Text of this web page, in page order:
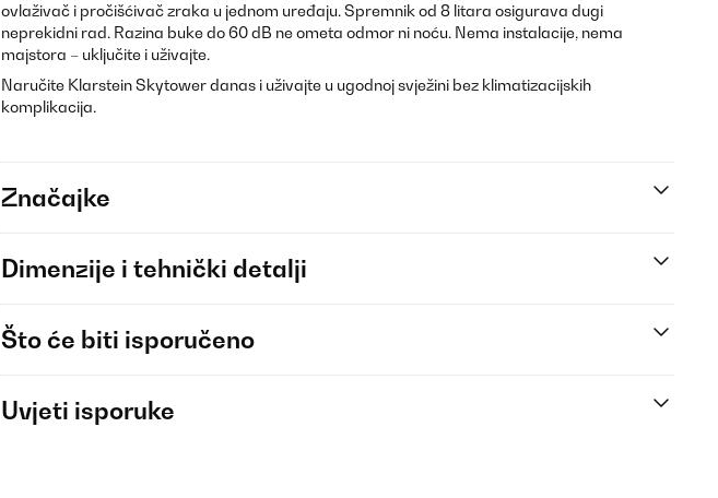
ovlaživač i pročišćivač zraka u jednom uređaju. Spremnik od 8 litara osigurava dugi
neprekidni rad. Razina buke do 60 dB ne ometa odmor ni noću. Nema instalacije, nema
majstora – uključite i uživajte.
Naručite Klarstein Skytower danas i uživajte u ugodnoj svježini bez klimatizacijskih
komplikacija.
Značajke
Dimenzije i tehnički detalji
Što će biti isporučeno
Uvjeti isporuke